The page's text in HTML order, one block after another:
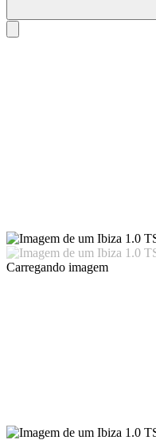
Carregando imagem